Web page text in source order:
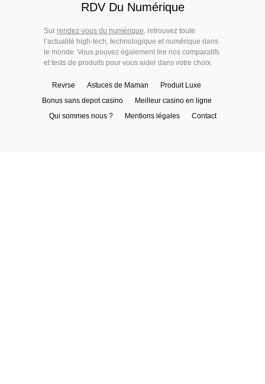
RDV Du Numérique
Sur rendez-vous du numérique, retrouvez toute
l’actualité high-tech, technologique et numérique dans
le monde. Vous pouvez également lire nos comparatifs
et tests de produits pour vous aider dans votre choix.
Revrse Astuces de Maman
Produit Luxe
Bonus sans depot casino
Meilleur casino en ligne
Qui sommes nous ?
Mentions légales Contact